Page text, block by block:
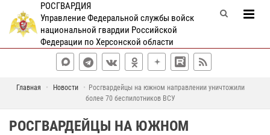
РОСГВАРДИЯ
Управление Федеральной службы войск
национальной гвардии Российской
Федерации по Херсонской области
Главная Новости
Росгвардейцы на южном направлении уничтожили
более 70 беспилотников ВСУ
РОСГВАРДЕЙЦЫ НА ЮЖНОМ